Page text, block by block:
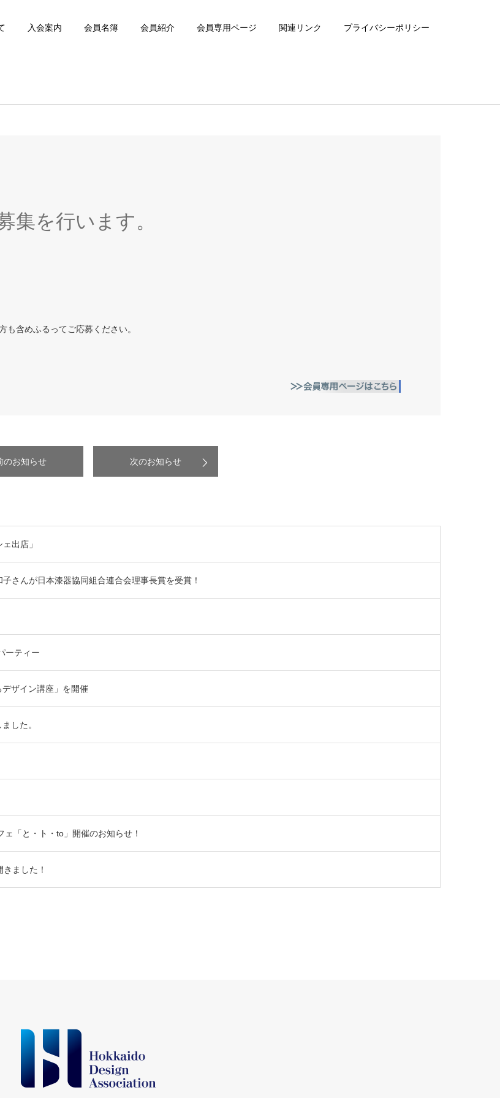
入会案内 会員名簿 会員紹介 会員専用ページ 関連リンク プライバシーポリシー
集を行います。
含めふるってご応募ください。
のお知らせ 次のお知らせ
出店」
さんが日本漆器協同組合連合会理事長賞を受賞！
ーティー
ザイン講座」を開催
した。
「と・ト・to」開催のお知らせ！
ました！